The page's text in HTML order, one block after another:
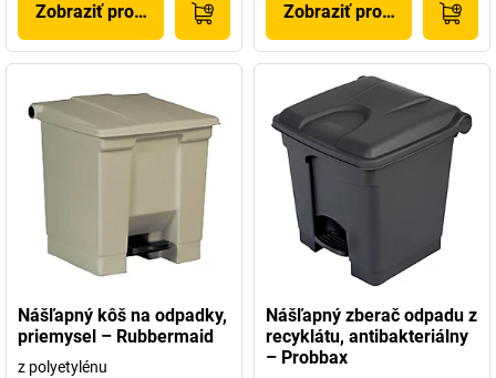
Zobraziť produkt Zobraziť produkt
Nášľapný kôš na odpadky,
priemysel – Rubbermaid
z polyetylénu
Nášľapný zberač odpadu z
recyklátu, antibakteriálny
– Probbax